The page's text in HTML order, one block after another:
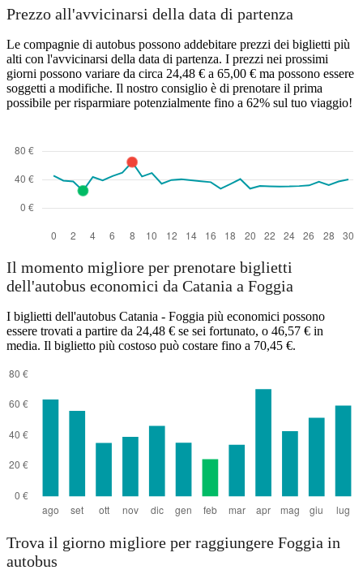
Prezzo all'avvicinarsi della data di partenza
Le compagnie di autobus possono addebitare prezzi dei biglietti più
alti con l'avvicinarsi della data di partenza. I prezzi nei prossimi
giorni possono variare da circa 24,48 € a 65,00 € ma possono essere
soggetti a modifiche. Il nostro consiglio è di prenotare il prima
possibile per risparmiare potenzialmente fino a 62% sul tuo viaggio!
Il momento migliore per prenotare biglietti
dell'autobus economici da Catania a Foggia
I biglietti dell'autobus Catania - Foggia più economici possono
essere trovati a partire da 24,48 € se sei fortunato, o 46,57 € in
media. Il biglietto più costoso può costare fino a 70,45 €.
Trova il giorno migliore per raggiungere Foggia in
autobus